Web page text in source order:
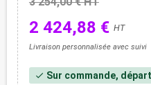
2 424,88 € HT
Livraison personnalisée avec suivi
check Sur commande,